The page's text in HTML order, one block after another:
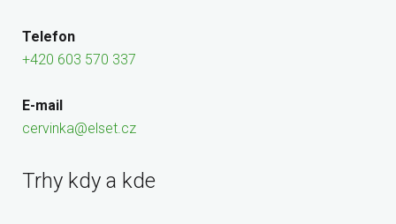
Telefon
+420 603 570 337
E-mail
cervinka@elset.cz
Trhy kdy a kde